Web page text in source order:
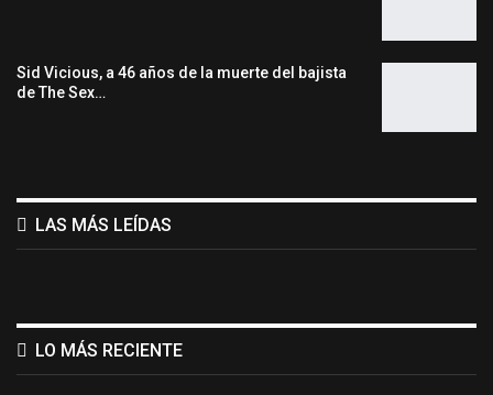
Sid Vicious, a 46 años de la muerte del bajista
de The Sex…
LAS MÁS LEÍDAS
LO MÁS RECIENTE